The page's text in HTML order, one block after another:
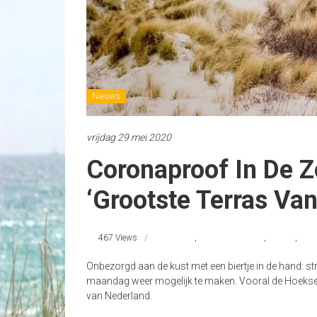
Nieuws
vrijdag 29 mei 2020
Coronaproof In De
‘grootste Terras
467 Views , , ,
Onbezorgd aan de kust met een biertje in de hand:
maandag weer mogelijk te maken. Vooral de
van Nederland.